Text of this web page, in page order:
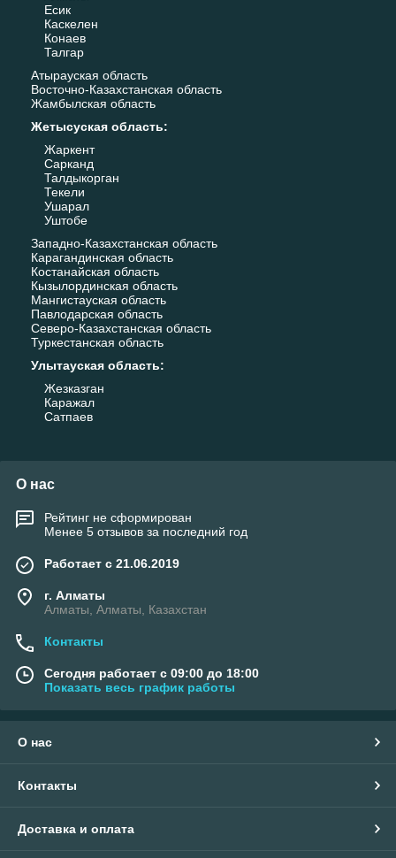
Есик
Каскелен
Конаев
Талгар
Атырауская область
Восточно-Казахстанская область
Жамбылская область
Жетысуская область:
Жаркент
Сарканд
Талдыкорган
Текели
Ушарал
Уштобе
Западно-Казахстанская область
Карагандинская область
Костанайская область
Кызылординская область
Мангистауская область
Павлодарская область
Северо-Казахстанская область
Туркестанская область
Улытауская область:
Жезказган
Каражал
Сатпаев
О нас
Рейтинг не сформирован
Менее 5 отзывов за последний год
Работает с 21.06.2019
г. Алматы
Алматы, Алматы, Казахстан
Контакты
Сегодня работает с 09:00 до 18:00
Показать весь график работы
О нас
Контакты
Доставка и оплата